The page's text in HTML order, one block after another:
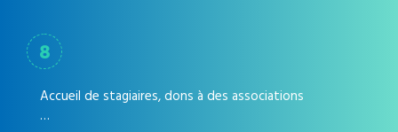
8
Accueil de stagiaires, dons à des associations
…